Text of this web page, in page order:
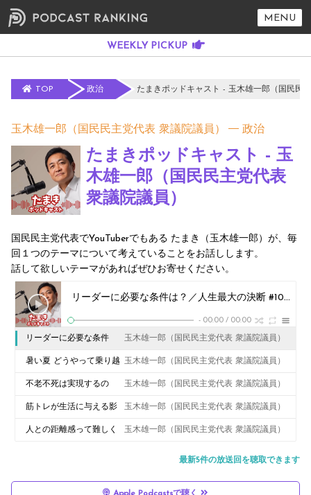
MENU
TOP 政治 たまきポッドキャスト - 玉木雄一郎（国民民
玉木雄一郎（国民民主党代表 衆議院議員） 政治
たまきポッドキャスト - 玉
木雄一郎（国民民主党代表
衆議院議員）
国民民主党代表でYouTuberでもある たまき（玉木雄一郎）が、毎
回１つのテーマについて考えていることをお話しします。
話して欲しいテーマがあればぜひお寄せください。
リーダーに必要な条件は？／人生最大の決断 #10
玉木雄
- 00:00 / 00:00
リーダーに必要な条件
は？／人生最大の決断 #10
玉木雄一郎（国民民主党代表 衆議院議員）
暑い夏 どうやって乗り越
える？｜たまきポッドキ
ャスト#9
玉木雄一郎（国民民主党代表 衆議院議員）
不老不死は実現するの
か？ #8
玉木雄一郎（国民民主党代表 衆議院議員）
筋トレが生活に与える影
響は？ #７
玉木雄一郎（国民民主党代表 衆議院議員）
人との距離感って難しく 玉木雄一郎（国民民主党代表 衆議院議員）
最新5件の放送回を聴取できます